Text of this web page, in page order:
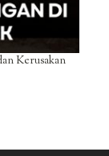
Kerusakan